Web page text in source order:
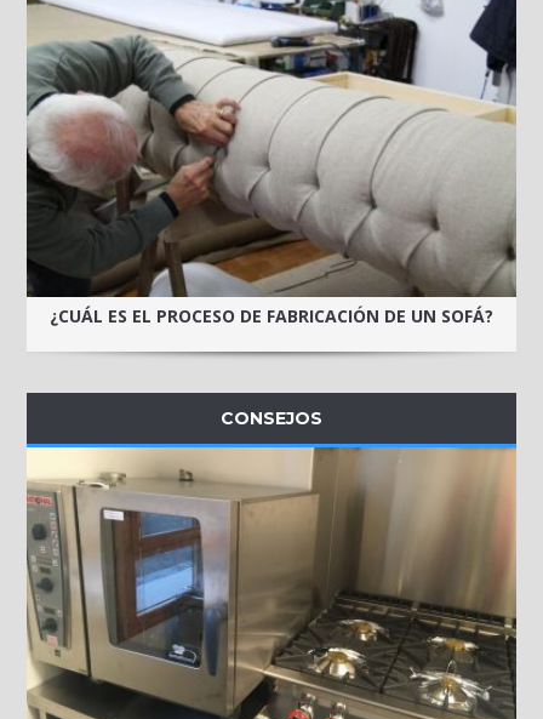
¿CUÁL ES EL PROCESO DE FABRICACIÓN DE UN SOFÁ?
CONSEJOS